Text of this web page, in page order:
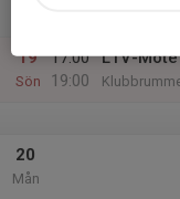
19
Sön
17:00
19:00
LTV-Möte
20
Mån